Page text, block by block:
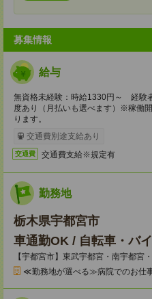
募集情報
給与
無資格未経験：時給1330円～ 経験
度あり（月払いも選べます）※稼働
ります。
交通費別途支給あり
交通費 交通費支給※規定有
勤務地
栃木県宇都宮市
車通勤OK / 自転車・バ
【宇都宮市】東武宇都宮・南宇都宮
≪勤務地が選べる≫病院でのお仕事